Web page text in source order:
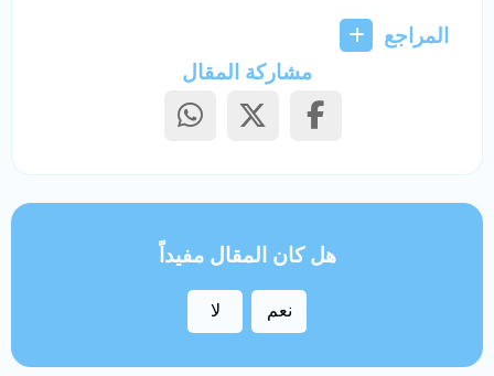
المراجع
مشاركة المقال
هل كان المقال مفيداً
نعم لا